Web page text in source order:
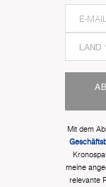
Mit dem
meine
relevante